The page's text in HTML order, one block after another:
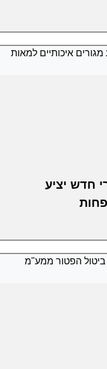
חדש יציע